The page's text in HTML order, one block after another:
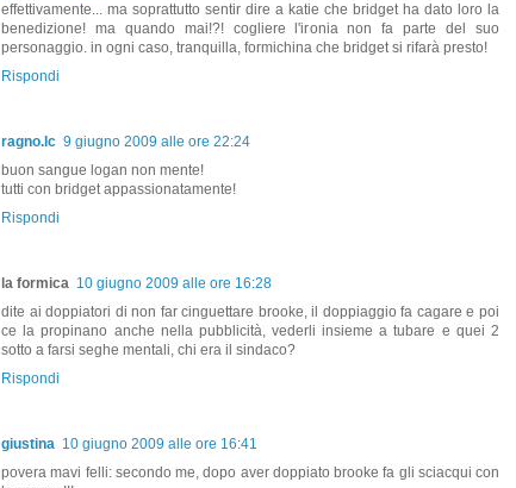
effettivamente... ma soprattutto sentir dire a katie che bridget ha dato loro la
benedizione! ma quando mai!?! cogliere l'ironia non fa parte del suo
personaggio. in ogni caso, tranquilla, formichina che bridget si rifarà presto!
Rispondi
ragno.lc 9 giugno 2009 alle ore 22:24
buon sangue logan non mente!
tutti con bridget appassionatamente!
Rispondi
la formica 10 giugno 2009 alle ore 16:28
dite ai doppiatori di non far cinguettare brooke, il doppiaggio fa cagare e poi
ce la propinano anche nella pubblicità, vederli insieme a tubare e quei 2
sotto a farsi seghe mentali, chi era il sindaco?
Rispondi
giustina 10 giugno 2009 alle ore 16:41
povera mavi felli: secondo me, dopo aver doppiato brooke fa gli sciacqui con